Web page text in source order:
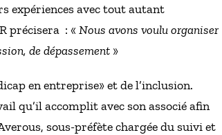
expériences avec tout autant
précisera : « Nous avons voulu organiser
de dépassement »
en entreprise» et de l’inclusion.
qu’il accomplit avec son associé afin
sous-préfète chargée du suivi et